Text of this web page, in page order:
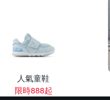
人氣童鞋
限時888起